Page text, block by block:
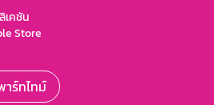
เคชัน
Store
าร์ทไทม์